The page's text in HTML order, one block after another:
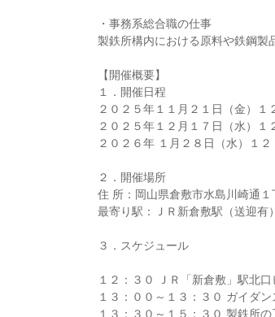
・事務系総合職の仕事
製鉄所構内における原料や鉄鋼製
【開催概要】
１．開催日程
２０２５年１１月２１日（金）１
２０２５年１２月１７日（水）１
２０２６年 １月２８日（水）１
２．開催場所
住 所：岡山県倉敷市水島川崎通１
最寄り駅：ＪＲ新倉敷駅（送迎有）
３．スケジュール
１２：３０ ＪＲ「新倉敷」駅北
１３：００～１３：３０ ガイダ
１３：３０～１５：３０ 製鉄所